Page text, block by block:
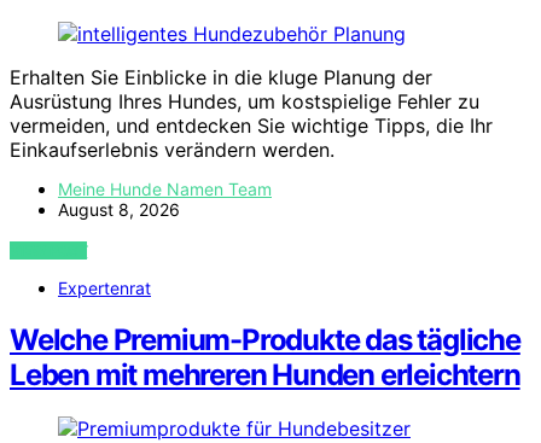
Erhalten Sie Einblicke in die kluge Planung der
Ausrüstung Ihres Hundes, um kostspielige Fehler zu
vermeiden, und entdecken Sie wichtige Tipps, die Ihr
Einkaufserlebnis verändern werden.
Meine Hunde Namen Team
August 8, 2026
VIEW POST
Expertenrat
Welche Premium-Produkte das tägliche
Leben mit mehreren Hunden erleichtern